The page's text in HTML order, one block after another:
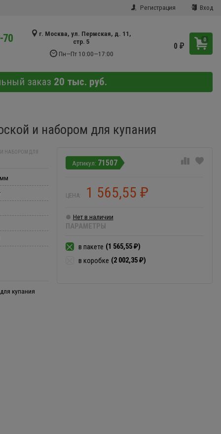
Регистрация Вход
70
г. Москва, ул. Пермская, д. 11,
стр. 5
Пн—Пт 10:00—17:00
0
0₽
заказ 20 тыс. руб.
и набором для купания
71507
ЦЕНА: 1 565,55₽
Нет в наличии
ПАРАМЕТРЫ
в пакете (1 565,55₽)
в коробке (2 002,35₽)
НАБОРОМ ДЛЯ
купания